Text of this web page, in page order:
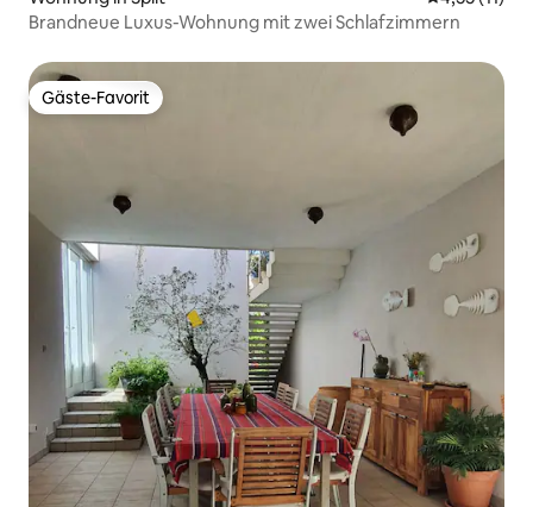
Brandneue Luxus-Wohnung mit zwei Schlafzimmern
Gäste-Favorit
Gäste-Favorit